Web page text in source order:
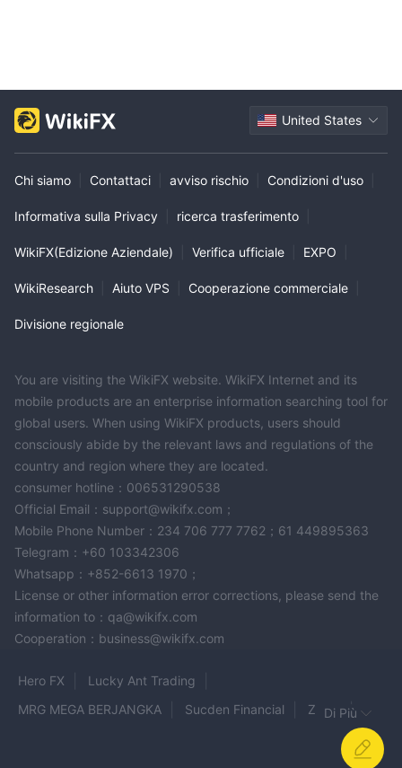
United States
Chi siamo Contattaci avviso rischio Condizioni d'uso
Informativa sulla Privacy ricerca trasferimento
WikiFX(Edizione Aziendale) Verifica ufficiale EXPO
WikiResearch Aiuto VPS Cooperazione commerciale
Divisione regionale
You are visiting the WikiFX website. WikiFX Internet and its
mobile products are an enterprise information searching tool for
global users. When using WikiFX products, users should
consciously abide by the relevant laws and regulations of the
country and region where they are located.
consumer hotline：006531290538
Official Email：support@wikifx.com；
Mobile Phone Number：234 706 777 7762；61 449895363
Telegram：+60 103342306
Whatsapp：+852-6613 1970；
License or other information error corrections, please send the
information to：qa@wikifx.com
Cooperation：business@wikifx.com
Hero FX
Lucky Ant Trading
MRG MEGA BERJANGKA
Sucden Financial
ZERODi Più